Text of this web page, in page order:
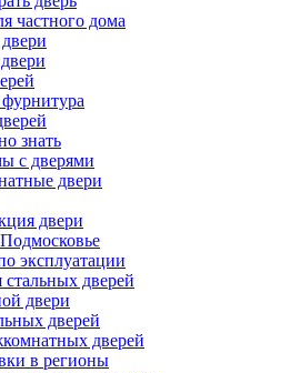
частного дома
знать
с дверями
двери
двери
эксплуатации
стальных дверей
двери
дверей
дверей
в регионы